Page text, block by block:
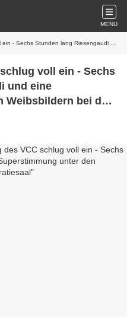
MENU
eine Superstimmung unter den Weibsbildern bei der Premiere im Kuratiesaal
voll ein - Sechs
und eine
Weibsbildern bei der